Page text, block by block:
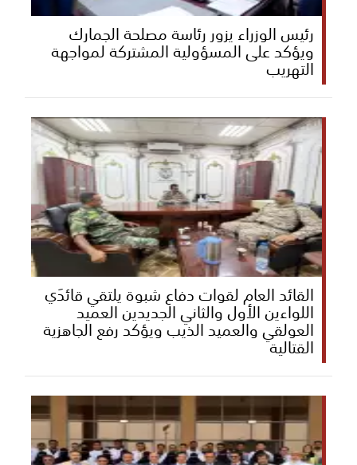
رئيس الوزراء يزور رئاسة مصلحة الجمارك
ويؤكد على المسؤولية المشتركة لمواجهة
التهريب
القائد العام لقوات دفاع شبوة يلتقي قائدَي
اللواءين الأول والثاني الجديدين العميد
العولقي والعميد الذيب ويؤكد رفع الجاهزية
القتالية